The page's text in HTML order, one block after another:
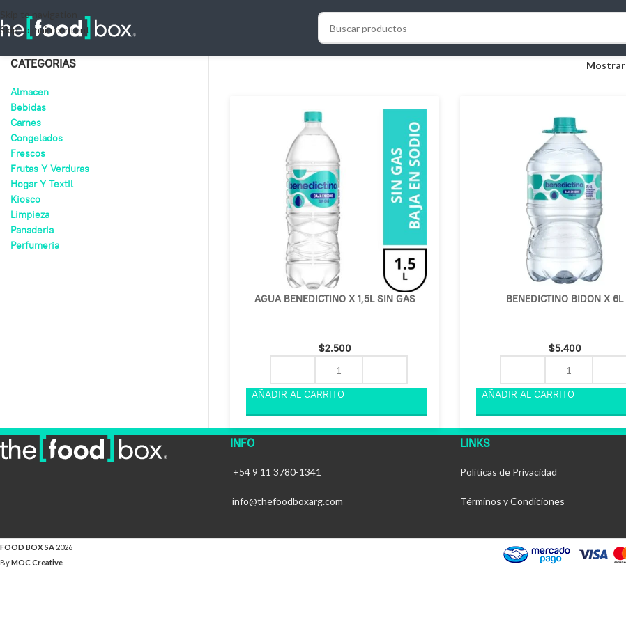
Skip to navigation
Skip to main content
CATEGORIAS
Almacen
Bebidas
Carnes
Congelados
Frescos
Frutas Y Verduras
Hogar Y Textil
Kiosco
Limpieza
Panaderia
Perfumeria
Mostrar
AGUA BENEDICTINO X 1,5L SIN GAS
$2.500
BENEDICTINO BIDON X 6L
$5.400
INFO
+54 9 11 3780-1341
info@thefoodboxarg.com
LINKS
Políticas de Privacidad
Términos y Condiciones
FOOD BOX SA 2026
ByMOC Creative